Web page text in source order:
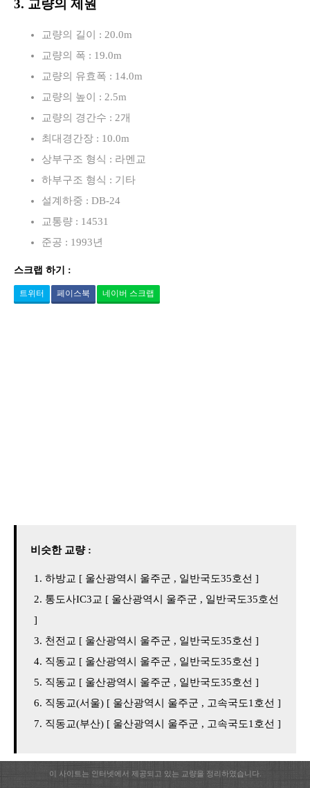
3. 교량의 제원
교량의 길이 : 20.0m
교량의 폭 : 19.0m
교량의 유효폭 : 14.0m
교량의 높이 : 2.5m
교량의 경간수 : 2개
최대경간장 : 10.0m
상부구조 형식 : 라멘교
하부구조 형식 : 기타
설계하중 : DB-24
교통량 : 14531
준공 : 1993년
스크랩 하기 :
트위터 페이스북 네이버 스크랩
비슷한 교량 :
하방교 [ 울산광역시 울주군 , 일반국도35호선 ]
통도사IC3교 [ 울산광역시 울주군 , 일반국도35호선
]
천전교 [ 울산광역시 울주군 , 일반국도35호선 ]
직동교 [ 울산광역시 울주군 , 일반국도35호선 ]
직동교 [ 울산광역시 울주군 , 일반국도35호선 ]
직동교(서울) [ 울산광역시 울주군 , 고속국도1호선 ]
직동교(부산) [ 울산광역시 울주군 , 고속국도1호선 ]
이 사이트는 인터넷에서 제공되고 있는 교량을 정리하였습니다.